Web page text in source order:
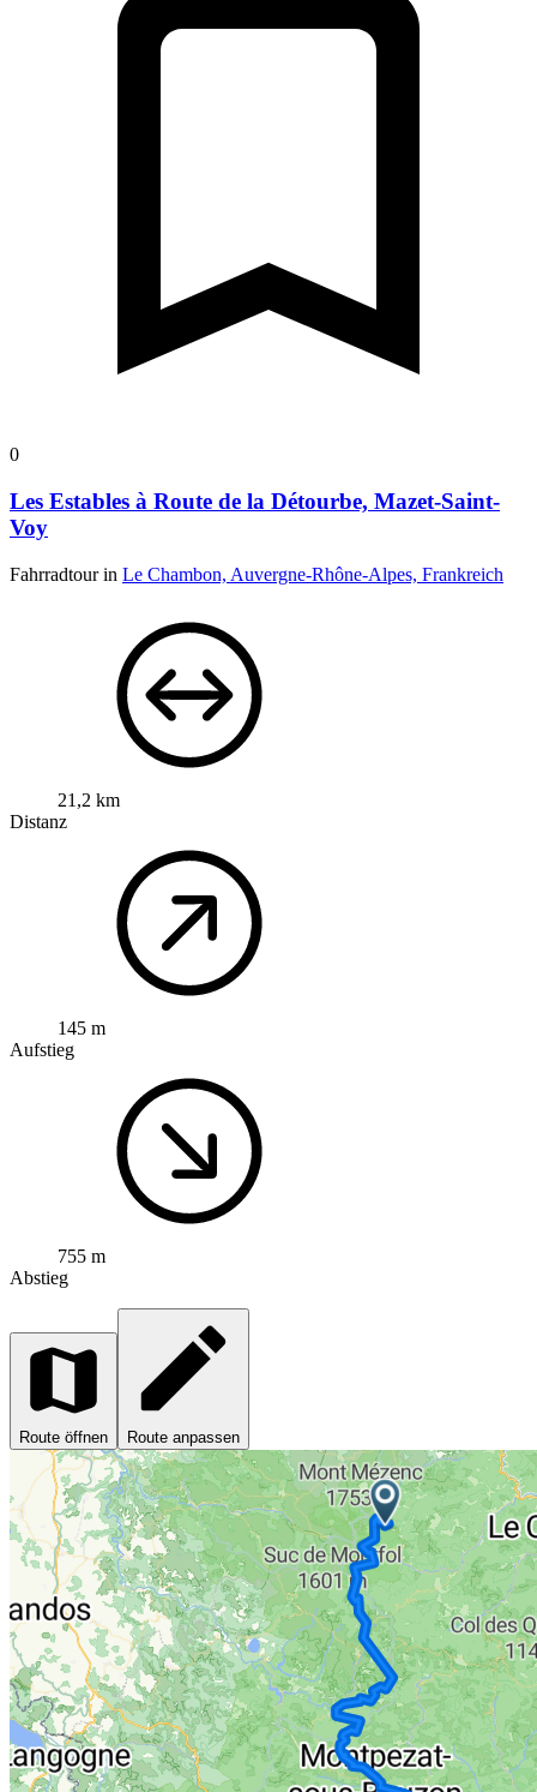
0
Les Estables à Route de la Détourbe, Mazet-Saint-
Voy
Fahrradtour in Le Chambon, Auvergne-Rhône-Alpes, Frankreich
21,2 km
Distanz
145 m
Aufstieg
755 m
Abstieg
Route öffnen Route anpassen